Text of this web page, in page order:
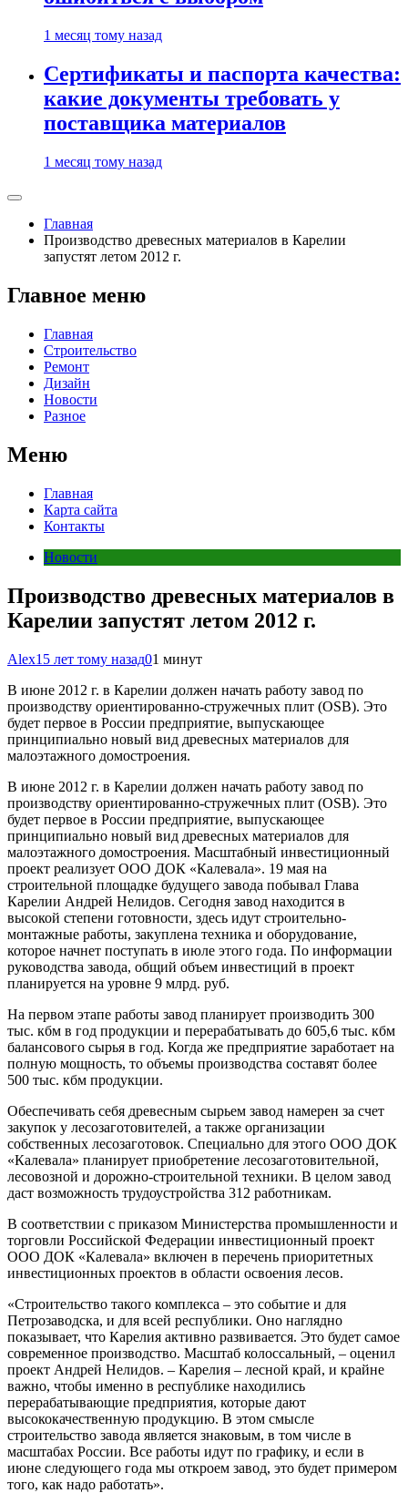
1 месяц тому назад
Сертификаты и паспорта качества:
какие документы требовать у
поставщика материалов
1 месяц тому назад
Главная
Производство древесных материалов в Карелии
запустят летом 2012 г.
Главное меню
Главная
Строительство
Ремонт
Дизайн
Новости
Разное
Меню
Главная
Карта сайта
Контакты
Новости
Производство древесных материалов в
Карелии запустят летом 2012 г.
Alex15 лет тому назад01 минут
В июне 2012 г. в Карелии должен начать работу завод по
производству ориентированно-стружечных плит (OSB). Это
будет первое в России предприятие, выпускающее
принципиально новый вид древесных материалов для
малоэтажного домостроения.
В июне 2012 г. в Карелии должен начать работу завод по
производству ориентированно-стружечных плит (OSB). Это
будет первое в России предприятие, выпускающее
принципиально новый вид древесных материалов для
малоэтажного домостроения. Масштабный инвестиционный
проект реализует ООО ДОК «Калевала». 19 мая на
строительной площадке будущего завода побывал Глава
Карелии Андрей Нелидов. Сегодня завод находится в
высокой степени готовности, здесь идут строительно-
монтажные работы, закуплена техника и оборудование,
которое начнет поступать в июле этого года. По информации
руководства завода, общий объем инвестиций в проект
планируется на уровне 9 млрд. руб.
На первом этапе работы завод планирует производить 300
тыс. кбм в год продукции и перерабатывать до 605,6 тыс. кбм
балансового сырья в год. Когда же предприятие заработает на
полную мощность, то объемы производства составят более
500 тыс. кбм продукции.
Обеспечивать себя древесным сырьем завод намерен за счет
закупок у лесозаготовителей, а также организации
собственных лесозаготовок. Специально для этого ООО ДОК
«Калевала» планирует приобретение лесозаготовительной,
лесовозной и дорожно-строительной техники. В целом завод
даст возможность трудоустройства 312 работникам.
В соответствии с приказом Министерства промышленности и
торговли Российской Федерации инвестиционный проект
ООО ДОК «Калевала» включен в перечень приоритетных
инвестиционных проектов в области освоения лесов.
«Строительство такого комплекса – это событие и для
Петрозаводска, и для всей республики. Оно наглядно
показывает, что Карелия активно развивается. Это будет самое
современное производство. Масштаб колоссальный, – оценил
проект Андрей Нелидов. – Карелия – лесной край, и крайне
важно, чтобы именно в республике находились
перерабатывающие предприятия, которые дают
высококачественную продукцию. В этом смысле
строительство завода является знаковым, в том числе в
масштабах России. Все работы идут по графику, и если в
июне следующего года мы откроем завод, это будет примером
того, как надо работать».